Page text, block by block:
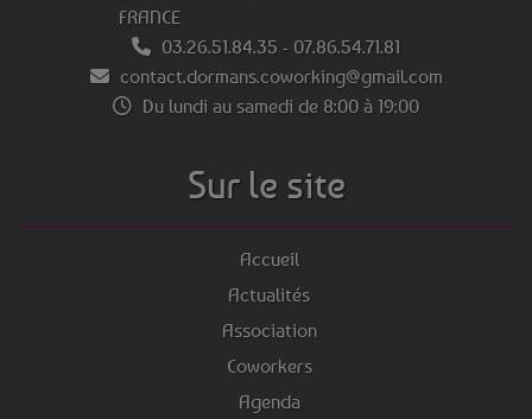
FRANCE
03.26.51.84.35 - 07.86.54.71.81
contact.dormans.coworking@gmail.com
Du lundi au samedi de 8:00 à 19:00
Sur le site
Accueil
Actualités
Association
Coworkers
Agenda